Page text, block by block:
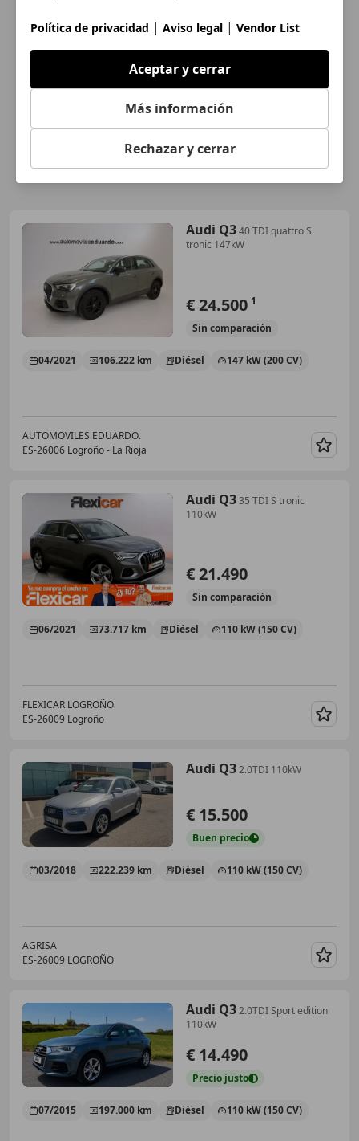
Audi Q340 TDI quattro S
tronic 147kW
€ 24.500 1
Sin comparación
04/2021 106.222 km Diésel 147 kW (200 CV)
AUTOMOVILES EDUARDO.
ES-26006 Logroño - La Rioja
Audi Q335 TDI S tronic
110kW
€ 21.490
Sin comparación
06/2021 73.717 km Diésel 110 kW (150 CV)
FLEXICAR LOGROÑO
ES-26009 Logroño
Audi Q32.0TDI 110kW
€ 15.500
Buen precio
03/2018 222.239 km Diésel 110 kW (150 CV)
AGRISA
ES-26009 LOGROÑO
Audi Q32.0TDI Sport edition
110kW
€ 14.490
Precio justo
07/2015 197.000 km Diésel 110 kW (150 CV)
Política de privacidad | Aviso legal | Vendor List
Aceptar y cerrar
Más información
Rechazar y cerrar